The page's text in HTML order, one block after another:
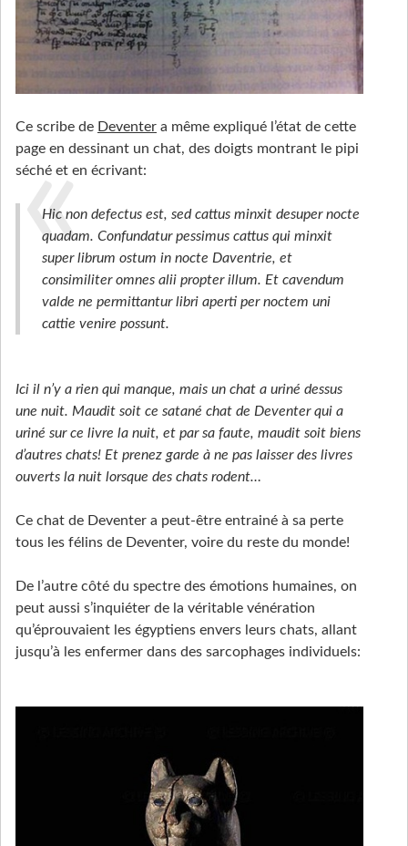
Ce scribe de Deventer a même expliqué l’état de cette
page en dessinant un chat, des doigts montrant le pipi
séché et en écrivant:
Hic non defectus est, sed cattus minxit desuper nocte
quadam. Confundatur pessimus cattus qui minxit
super librum ostum in nocte Daventrie, et
consimiliter omnes alii propter illum. Et cavendum
valde ne permittantur libri aperti per noctem uni
cattie venire possunt.
Ici il n’y a rien qui manque, mais un chat a uriné dessus
une nuit. Maudit soit ce satané chat de Deventer qui a
uriné sur ce livre la nuit, et par sa faute, maudit soit biens
d’autres chats! Et prenez garde à ne pas laisser des livres
ouverts la nuit lorsque des chats rodent…
Ce chat de Deventer a peut-être entrainé à sa perte
tous les félins de Deventer, voire du reste du monde!
De l’autre côté du spectre des émotions humaines, on
peut aussi s’inquiéter de la véritable vénération
qu’éprouvaient les égyptiens envers leurs chats, allant
jusqu’à les enfermer dans des sarcophages individuels: